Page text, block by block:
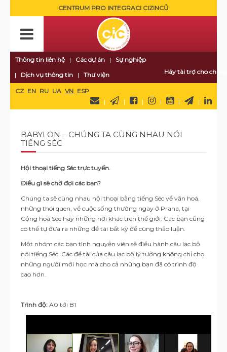
CENTRUM PRO INTEGRACI CIZINCŮ
Thông tin liên hệ Các dự án
Sự nghiệp
Dịch vụ thông tin
Thư viện Hãy tài trợ cho
CZ EN RU UA VN ESP
BABYLON – CHÚNG TA CÙNG NHAU NÓI
TIẾNG SÉC
Hội thoại tiếng Séc trực tuyến.
Điều gì sẽ chờ đợi các bạn?
Chúng ta sẽ cùng nhau hội thoại bằng tiếng Séc về văn hoá,
những thói quen, về cuộc sống thường ngày ở Praha, tại
Cộng hoà Séc hay những nơi khác trên thế giới. Các bạn cũng
có thể tự đưa ra những đề tài bất kỳ để cùng thảo luận.
Một nhóm các bạn tình nguyện viên sẽ điều hành câu lạc bộ
nói tiếng Séc. Các đề tài của câu lạc bộ lý tưởng không chỉ cho
những người mới học mà cho cả những bạn đã có trình độ
cao hơn.
Trình độ: A0 tới B1